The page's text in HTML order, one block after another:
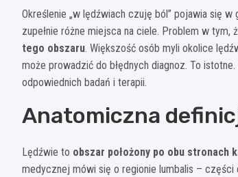
Określenie „w lędźwiach czuję ból” pojawia się
zupełnie różne miejsca na ciele. Problem w tym,
tego obszaru. Większość osób myli okolice
może prowadzić do błędnych diagnoz. To
odpowiednich badań i terapii.
Anatomiczna
Lędźwie to obszar położony po obu stronach
medycznej mówi się o regionie lumbalis –